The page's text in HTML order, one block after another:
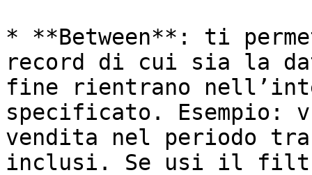
* **Between**: ti
record di cui sia la
fine rientrano
specificato.
vendita nel periodo
inclusi. Se usi il